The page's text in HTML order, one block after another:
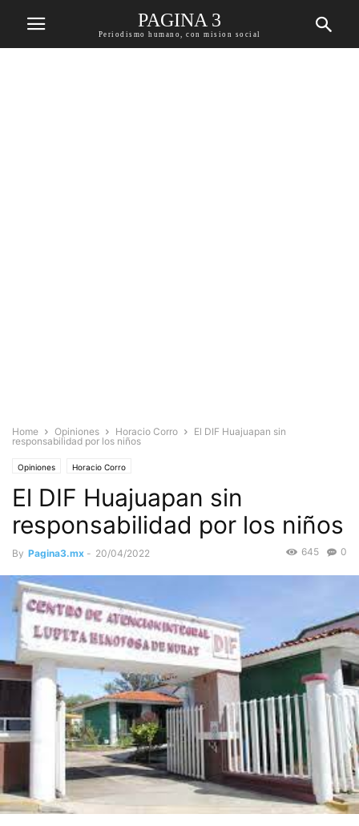
PAGINA 3
Periodismo humano, con mision social
Home Opiniones Horacio Corro
El DIF Huajuapan sin
responsabilidad por los niños
Opiniones Horacio Corro
El DIF Huajuapan sin
responsabilidad por los niños
By Pagina3.mx - 20/04/2022 0
645